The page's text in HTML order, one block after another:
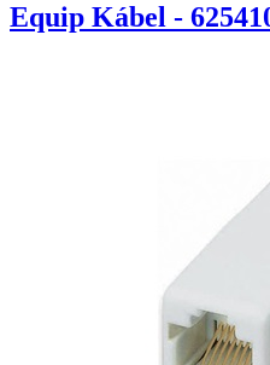
Equip Kábel -